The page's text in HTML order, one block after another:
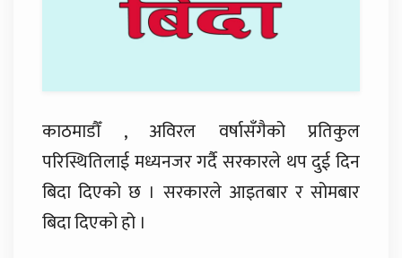
काठमाडौँ , अविरल वर्षासँगैको प्रतिकुल
परिस्थितिलाई मध्यनजर गर्दै सरकारले थप दुई दिन
बिदा दिएको छ । सरकारले आइतबार र सोमबार
बिदा दिएको हो ।